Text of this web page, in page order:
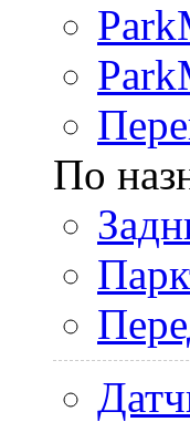
По